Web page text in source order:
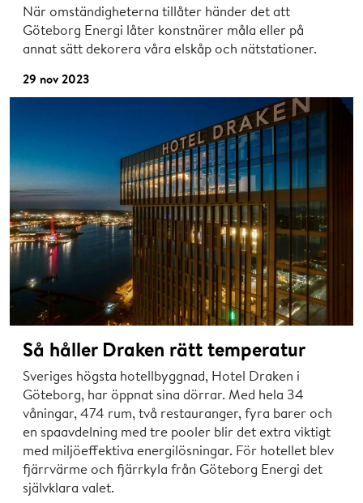
När omständigheterna tillåter händer det att
Göteborg Energi låter konstnärer måla eller på
annat sätt dekorera våra elskåp och nätstationer.
29 nov 2023
Så håller Draken rätt temperatur
Sveriges högsta hotellbyggnad, Hotel Draken i
Göteborg, har öppnat sina dörrar. Med hela 34
våningar, 474 rum, två restauranger, fyra barer och
en spaavdelning med tre pooler blir det extra viktigt
med miljöeffektiva energilösningar. För hotellet blev
fjärrvärme och fjärrkyla från Göteborg Energi det
självklara valet.